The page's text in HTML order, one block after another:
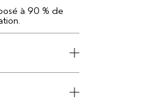
à 90 % de